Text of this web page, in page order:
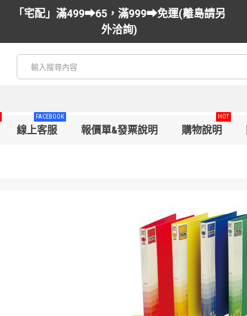
「宅配」滿499➡65，滿999➡免運(離島請另
外洽詢)
線上客服
FACEBOOK
報價單&發票說明 購物說明
HOT